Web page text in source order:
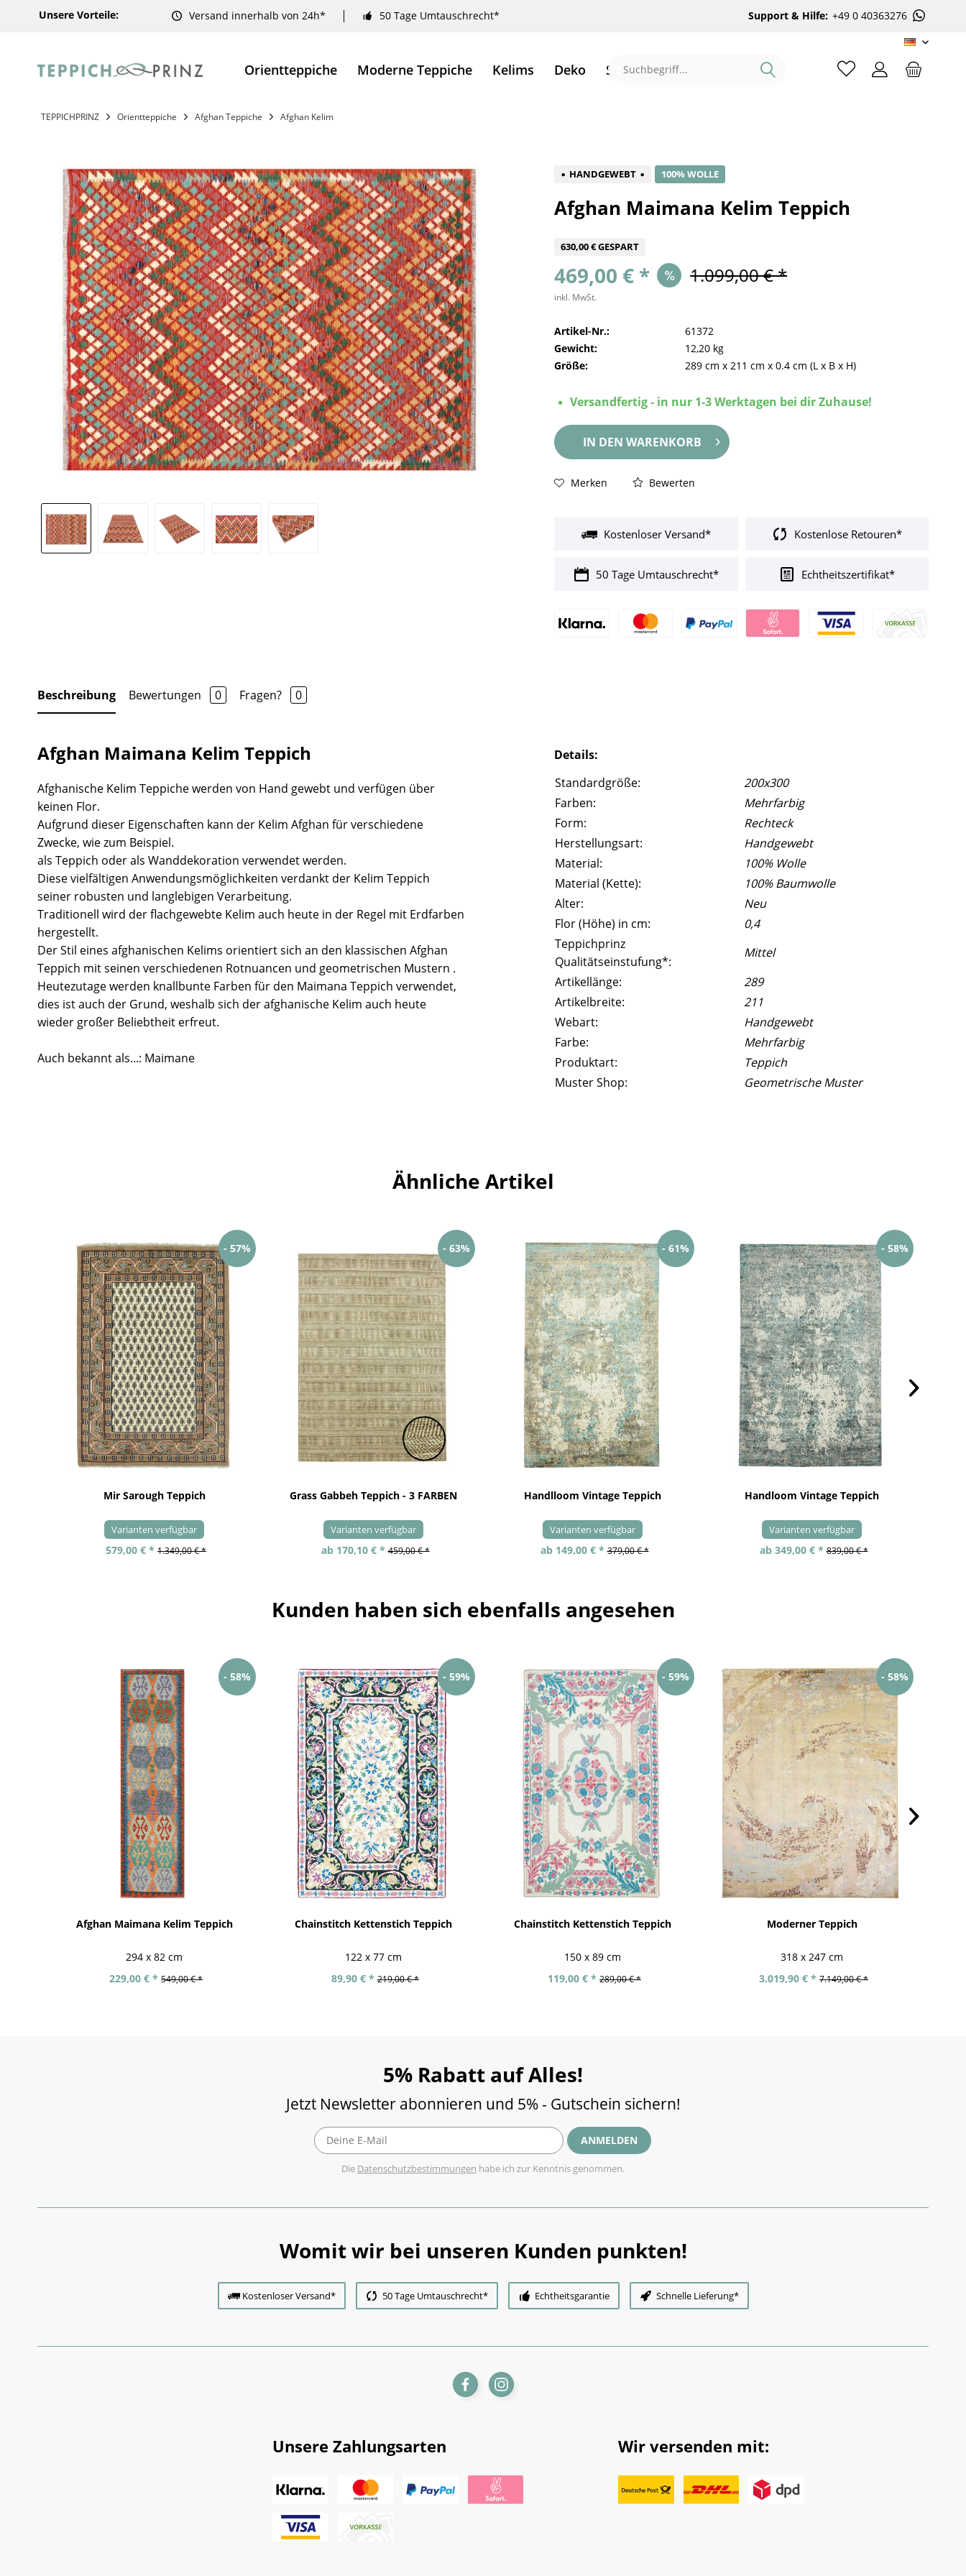
Unsere Vorteile: Versand innerhalb von 24h* 50 Tage Umtauschrecht* Support & Hilfe: +49 0 40363276
DE
Orientteppiche Moderne Teppiche Kelims Deko Sale %
TEPPICHPRINZ Orientteppiche Afghan Teppiche Afghan Kelim
HANDGEWEBT 100% WOLLE
Afghan Maimana Kelim Teppich
630,00 € GESPART
469,00 € * 1.099,00 € *
inkl. MwSt.
Artikel-Nr.:
61372
Gewicht:
12,20 kg
Größe:
289 cm x211 cm x0.4 cm (L x B x H)
Versandfertig - in nur 1-3 Werktagen bei dir Zuhause!
IN DEN WARENKORB
Merken Bewerten
Kostenloser Versand* Kostenlose Retouren*
50 Tage Umtauschrecht* Echtheitszertifikat*
Beschreibung Bewertungen 0 Fragen? 0
Afghan Maimana Kelim Teppich
Afghanische Kelim Teppiche werden von Hand gewebt und verfügen über
keinen Flor.
Aufgrund dieser Eigenschaften kann der Kelim Afghan für verschiedene
Zwecke, wie zum Beispiel.
als Teppich oder als Wanddekoration verwendet werden.
Diese vielfältigen Anwendungsmöglichkeiten verdankt der Kelim Teppich
seiner robusten und langlebigen Verarbeitung.
Traditionell wird der flachgewebte Kelim auch heute in der Regel mit Erdfarben
hergestellt.
Der Stil eines afghanischen Kelims orientiert sich an den klassischen Afghan
Teppich mit seinen verschiedenen Rotnuancen und geometrischen Mustern .
Heutezutage werden knallbunte Farben für den Maimana Teppich verwendet,
dies ist auch der Grund, weshalb sich der afghanische Kelim auch heute
wieder großer Beliebtheit erfreut.
Auch bekannt als...: Maimane
Details:
Standardgröße:
200x300
Farben:
Mehrfarbig
Form:
Rechteck
Herstellungsart:
Handgewebt
Material:
100% Wolle
Material (Kette):
100% Baumwolle
Alter:
Neu
Flor (Höhe) in cm:
0,4
Teppichprinz
Qualitätseinstufung*:
Mittel
Artikellänge:
289
Artikelbreite:
211
Webart:
Handgewebt
Farbe:
Mehrfarbig
Produktart:
Teppich
Muster Shop:
Geometrische Muster
Ähnliche Artikel
- 57%
Mir Sarough Teppich
Varianten verfügbar
579,00 € * 1.349,00 € *
- 63%
Grass Gabbeh Teppich - 3 FARBEN
Varianten verfügbar
ab 170,10 € * 459,00 € *
- 61%
Handlloom Vintage Teppich
Varianten verfügbar
ab 149,00 € * 379,00 € *
- 58%
Handloom Vintage Teppich
Varianten verfügbar
ab 349,00 € * 839,00 € *
Kunden haben sich ebenfalls angesehen
- 58%
Afghan Maimana Kelim Teppich
294 x 82 cm
229,00 € * 549,00 € *
- 59%
Chainstitch Kettenstich Teppich
122 x 77 cm
89,90 € * 219,00 € *
- 59%
Chainstitch Kettenstich Teppich
150 x 89 cm
119,00 € * 289,00 € *
- 58%
Moderner Teppich
318 x 247 cm
3.019,90 € * 7.149,00 € *
5% Rabatt auf Alles!
Jetzt Newsletter abonnieren und 5% - Gutschein sichern!
ANMELDEN
Die Datenschutzbestimmungen habe ich zur Kenntnis genommen.
Womit wir bei unseren Kunden punkten!
Kostenloser Versand* 50 Tage Umtauschrecht* Echtheitsgarantie Schnelle Lieferung*
Unsere Zahlungsarten Wir versenden mit: